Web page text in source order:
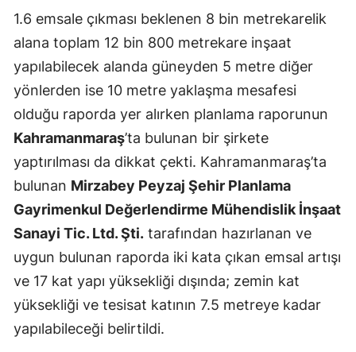
1.6 emsale çıkması beklenen 8 bin metrekarelik
alana toplam 12 bin 800 metrekare inşaat
yapılabilecek alanda güneyden 5 metre diğer
yönlerden ise 10 metre yaklaşma mesafesi
olduğu raporda yer alırken planlama raporunun
Kahramanmaraş’ta bulunan bir şirkete
yaptırılması da dikkat çekti. Kahramanmaraş’ta
bulunan Mirzabey Peyzaj Şehir Planlama
Gayrimenkul Değerlendirme Mühendislik İnşaat
Sanayi Tic. Ltd. Şti. tarafından hazırlanan ve
uygun bulunan raporda iki kata çıkan emsal artışı
ve 17 kat yapı yüksekliği dışında; zemin kat
yüksekliği ve tesisat katının 7.5 metreye kadar
yapılabileceği belirtildi.